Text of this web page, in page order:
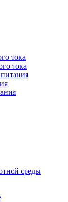
тока
тока
среды